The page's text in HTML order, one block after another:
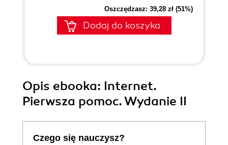
Oszczędzasz: 39,28 zł (51%)
Dodaj do koszyka
Opis ebooka: Internet.
Pierwsza pomoc. Wydanie II
Czego się nauczysz?